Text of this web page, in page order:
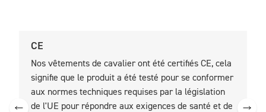
CE
Nos vêtements de cavalier ont été certifiés CE, cela
signifie que le produit a été testé pour se conformer
aux normes techniques requises par la législation
de l'UE pour répondre aux exigences de santé et de